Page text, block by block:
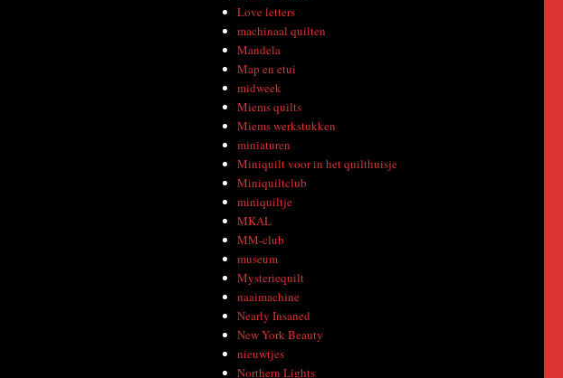
Love letters
machinaal quilten
Mandela
Map en etui
midweek
Miems quilts
Miems werkstukken
miniaturen
Miniquilt voor in het quilthuisje
Miniquiltclub
miniquiltje
MKAL
MM-club
museum
Mysteriequilt
naaimachine
Nearly Insaned
New York Beauty
nieuwtjes
Northern Lights